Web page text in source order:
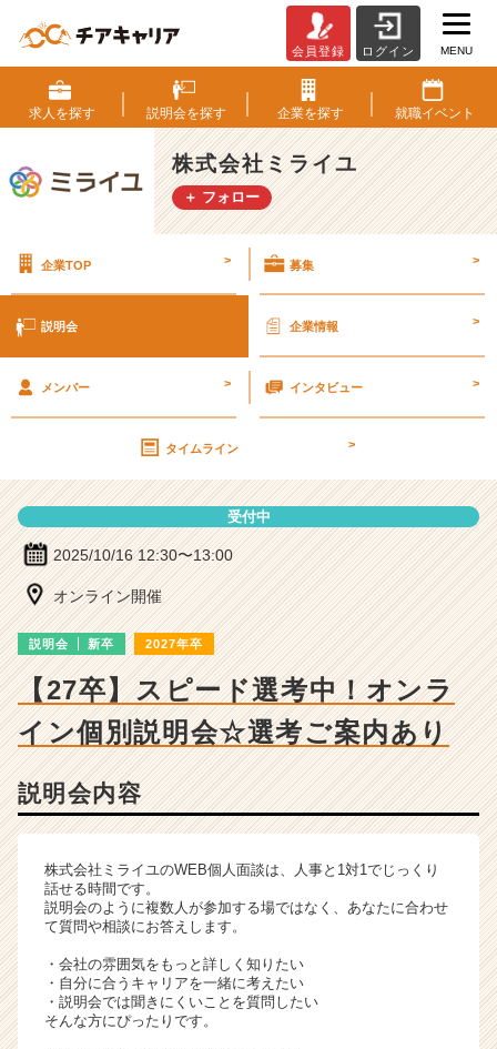
式
会
社
ミ
ラ
イ
明
細
チ
ャ
ー・
成
長
ら
カ
ト
サ
イ
ト
ア
キ
ャ
会員登録 ログイン MENU
求人を探す 説明会を探す 企業を探す 就職イベント
株式会社ミライユ
＋ フォロー
企業TOP > 募集 >
説明会 企業情報 >
メンバー > インタビュー >
タイムライン >
受付中
2025/10/16 12:30〜13:00
オンライン開催
説明会 新卒 2027年卒
【27卒】スピード選考中！オンラ
イン個別説明会☆選考ご案内あり
説明会内容
株式会社ミライユのWEB個人面談は、人事と1対1でじっくり
話せる時間です。
説明会のように複数人が参加する場ではなく、あなたに合わせ
て質問や相談にお答えします。
・会社の雰囲気をもっと詳しく知りたい
・自分に合うキャリアを一緒に考えたい
・説明会では聞きにくいことを質問したい
そんな方にぴったりです。